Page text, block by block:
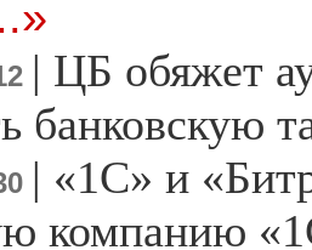
| ЦБ обяжет
банковскую
| «1С» и
компанию